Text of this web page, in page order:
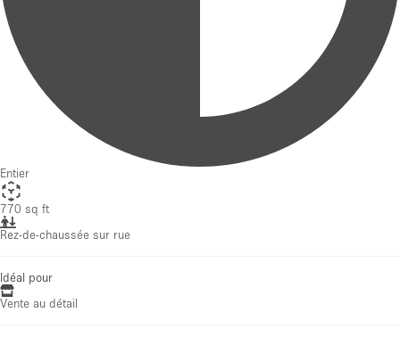
Entier
770 sq ft
Rez-de-chaussée sur rue
Idéal pour
Vente au détail